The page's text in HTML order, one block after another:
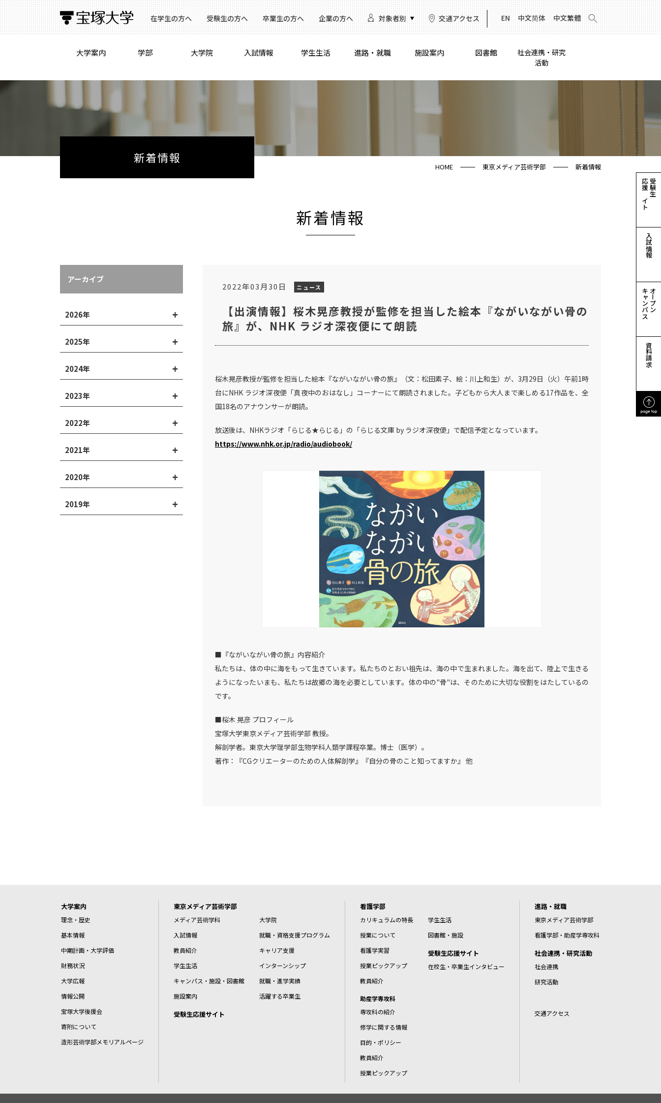
在学生の方へ 受験生の方へ 卒業生の方へ 企業の方へ 対象者別 交通アクセス EN 中文简体 中文繁體
大学案内 学部 大学院 入試情報 学生生活 進路・就職 施設案内 図書館
社会連携・研究
活動
受験生
応援サイト
入試情報
オープン
キャンパス
資料請求
page top
新着情報
HOME 東京メディア芸術学部 新着情報
新着情報
2022年03月30日 ニュース
【出演情報】桜木晃彦教授が監修を担当した絵本『ながいながい骨の
旅』が、NHK ラジオ深夜便にて朗読
桜木晃彦教授が監修を担当した絵本『ながいながい骨の旅』（文：松田素子、絵：川上和生）が、3月29日（火）午前1時
台にNHK ラジオ深夜便「真夜中のおはなし」コーナーにて朗読されました。子どもから大人まで楽しめる17作品を、全
国18名のアナウンサーが朗読。
放送後は、NHKラジオ「らじる★らじる」の「らじる文庫 by ラジオ深夜便」で配信予定となっています。
https://www.nhk.or.jp/radio/audiobook/
■ 『ながいながい骨の旅』 内容紹介
私たちは、体の中に海をもって生きています。私たちのとおい祖先は、海の中で生まれました。海を出て、陸上で生きる
ようになったいまも、私たちは故郷の海を必要としています。体の中の"骨"は、そのために大切な役割をはたしているの
です。
■桜木 晃彦 プロフィール
宝塚大学東京メディア芸術学部 教授。
解剖学者。東京大学理学部生物学科人類学課程卒業。博士（医学）。
著作：『CGクリエーターのための人体解剖学』『自分の骨のこと知ってますか』 他
アーカイブ
2026年
2025年
2024年
2023年
2022年
2021年
2020年
2019年
大学案内
理念・歴史
基本情報
中期計画・大学評価
財務状況
大学広報
情報公開
宝塚大学後援会
寄附について
造形芸術学部メモリアルページ
東京メディア芸術学部
メディア芸術学科
入試情報
教員紹介
学生生活
キャンパス・施設・図書館
施設案内
受験生応援サイト
大学院
就職・資格支援プログラム
キャリア支援
インターンシップ
就職・進学実績
活躍する卒業生
看護学部
カリキュラムの特長
授業について
看護学実習
授業ピックアップ
教員紹介
助産学専攻科
専攻科の紹介
修学に関する情報
目的・ポリシー
教員紹介
授業ピックアップ
学生生活
図書館・施設
受験生応援サイト
在校生・卒業生インタビュー
進路・就職
東京メディア芸術学部
看護学部・助産学専攻科
社会連携・研究活動
社会連携
研究活動
交通アクセス